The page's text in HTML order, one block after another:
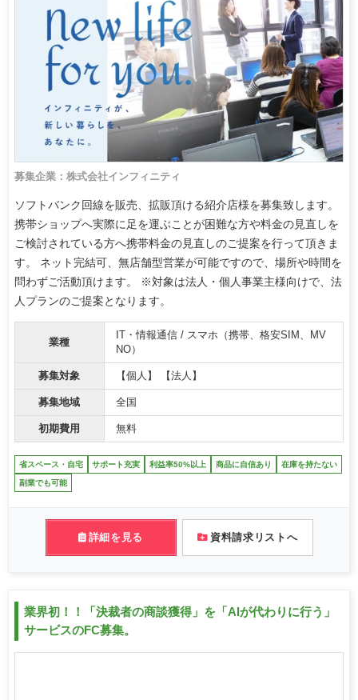
募集企業：株式会社インフィニティ
ソフトバンク回線を販売、拡販頂ける紹介店様を募集致します。
携帯ショップへ実際に足を運ぶことが困難な方や料金の見直しを
ご検討されている方へ携帯料金の見直しのご提案を行って頂きま
す。 ネット完結可、無店舗型営業が可能ですので、場所や時間を
問わずご活動頂けます。 ※対象は法人・個人事業主様向けで、法
人プランのご提案となります。
業種
IT・情報通信 / スマホ（携帯、格安SIM、MV
NO）
募集対象 【個人】 【法人】
募集地域 全国
初期費用 無料
省スペース・自宅 サポート充実 利益率50%以上 商品に自信あり 在庫を持たない
副業でも可能
詳細を見る 資料請求リストへ
業界初！！「決裁者の商談獲得」を「AIが代わりに行う」
サービスのFC募集。